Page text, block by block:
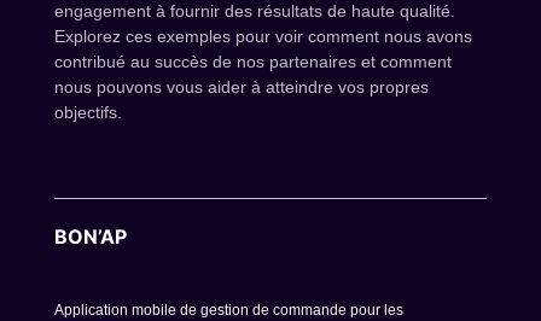
engagement à fournir des résultats de haute qualité.
Explorez ces exemples pour voir comment nous avons
contribué au succès de nos partenaires et comment
nous pouvons vous aider à atteindre vos propres
objectifs.
BON’AP
Application mobile de gestion de commande pour les